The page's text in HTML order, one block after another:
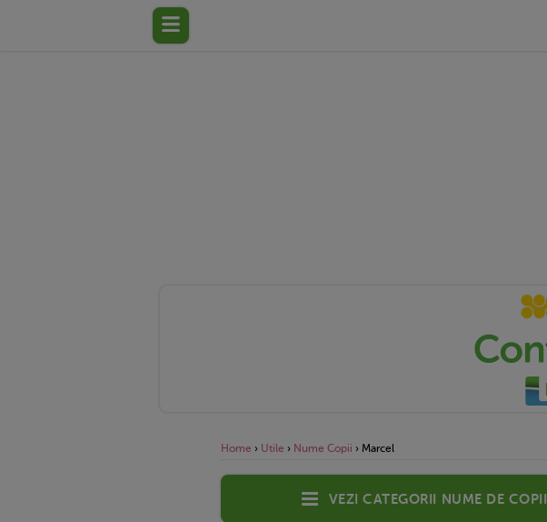
Home › Utile › Nume Copii › Marcel
Vezi categorii nume de copii